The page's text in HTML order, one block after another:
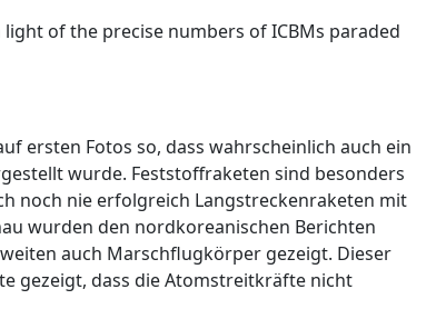
of the precise numbers of ICBMs paraded
ersten Fotos so, dass wahrscheinlich auch ein
wurde. Feststoffraketen sind besonders
noch nie erfolgreich Langstreckenraketen mit
wurden den nordkoreanischen Berichten
auch Marschflugkörper gezeigt. Dieser
gezeigt, dass die Atomstreitkräfte nicht